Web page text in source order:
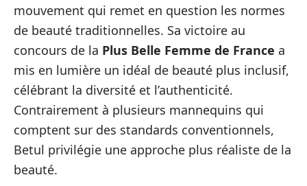
mouvement qui remet en question les normes
de beauté traditionnelles. Sa victoire au
concours de la Plus Belle Femme de France a
mis en lumière un idéal de beauté plus inclusif,
célébrant la diversité et l’authenticité.
Contrairement à plusieurs mannequins qui
comptent sur des standards conventionnels,
Betul privilégie une approche plus réaliste de la
beauté.